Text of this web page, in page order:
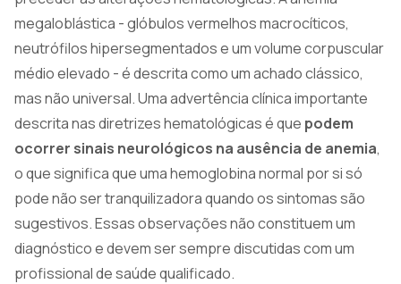
megaloblástica - glóbulos vermelhos macrocíticos,
neutrófilos hipersegmentados e um volume corpuscular
médio elevado - é descrita como um achado clássico,
mas não universal. Uma advertência clínica importante
descrita nas diretrizes hematológicas é que podem
ocorrer sinais neurológicos na ausência de anemia,
o que significa que uma hemoglobina normal por si só
pode não ser tranquilizadora quando os sintomas são
sugestivos. Essas observações não constituem um
diagnóstico e devem ser sempre discutidas com um
profissional de saúde qualificado.